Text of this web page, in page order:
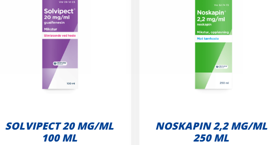
SOLVIPECT 20 MG/ML
100 ML
NOSKAPIN 2,2 MG/ML
250 ML